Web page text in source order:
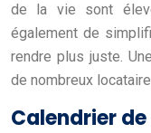
de la vie sont
également de
rendre plus juste.
de nombreux
Calendrier